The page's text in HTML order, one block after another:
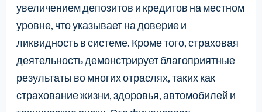
увеличением депозитов и кредитов на местном
уровне, что указывает на доверие и
ликвидность в системе. Кроме того, страховая
деятельность демонстрирует благоприятные
результаты во многих отраслях, таких как
страхование жизни, здоровья, автомобилей и